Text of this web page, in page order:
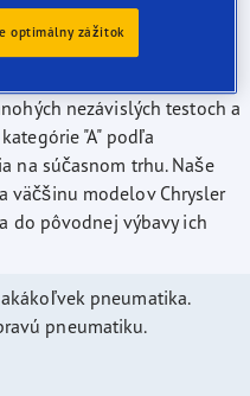
vozidlo
nezávislých testoch a
"A" podľa
na súčasnom trhu. Naše
väčšinu modelov Chrysler
do pôvodnej výbavy ich
pneumatika.
pneumatiku.
optimálny zážitok